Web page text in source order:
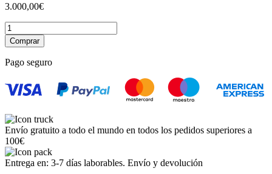
3.000,00€
Pendientes
Oro
Blanco
18K
Con
Brillantes
del
Central
de
0,34ct
Aprox.
18K
Comprar
Pago seguro
Envío gratuito a todo el mundo en todos los pedidos superiores a
100€
Entrega en: 3-7 días laborables. Envío y devolución